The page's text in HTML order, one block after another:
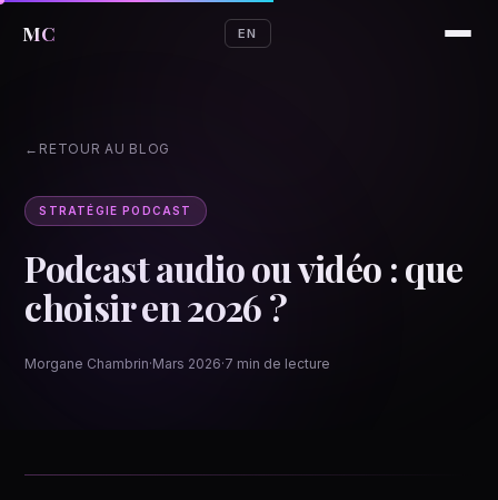
MC EN
RETOUR AU BLOG
STRATÉGIE PODCAST
Podcast audio ou vidéo : que
choisir en 2026 ?
Morgane Chambrin·Mars 2026·7 min de lecture